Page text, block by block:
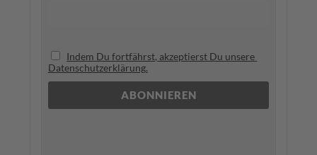
Indem Du fortfährst, akzeptierst Du unsere
Datenschutzerklärung.